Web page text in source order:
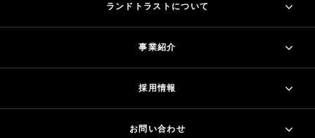
ランドトラストについて
事業紹介
採用情報
お問い合わせ